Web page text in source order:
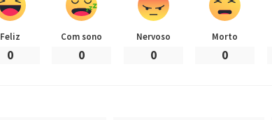
Feliz
0
Com sono
0
Nervoso
0
Morto
0